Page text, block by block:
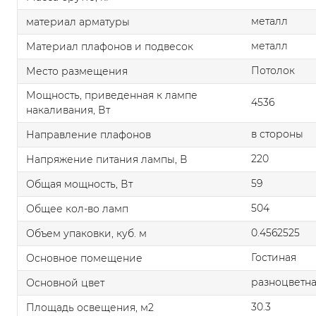
материал арматуры
металл
Материал плафонов и подвесок
металл
Место размещения
Потолок
Мощность, приведенная к лампе
накаливания, Вт
4536
Направление плафонов
в стороны
Напряжение питания лампы, В
220
Общая мощность, Вт
59
Общее кол-во ламп
504
Объем упаковки, куб. м
0.4562525
Основное помещение
Гостиная
Основной цвет
Площадь освещения, м2
30.3